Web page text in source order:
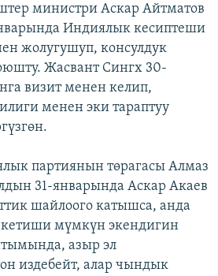
министри Аскар Айтматов
Индиялык кесиптеши
жолугушуп, консулдук
Жасвант Сингх 30-
визит менен келип,
менен эки тараптуу
партиянын төрагасы Алмаз
31-январында Аскар Акаев
шайлоого катышса, анда
кетиши мүмкүн экендигин
азыр эл
издебейт, алар чындык